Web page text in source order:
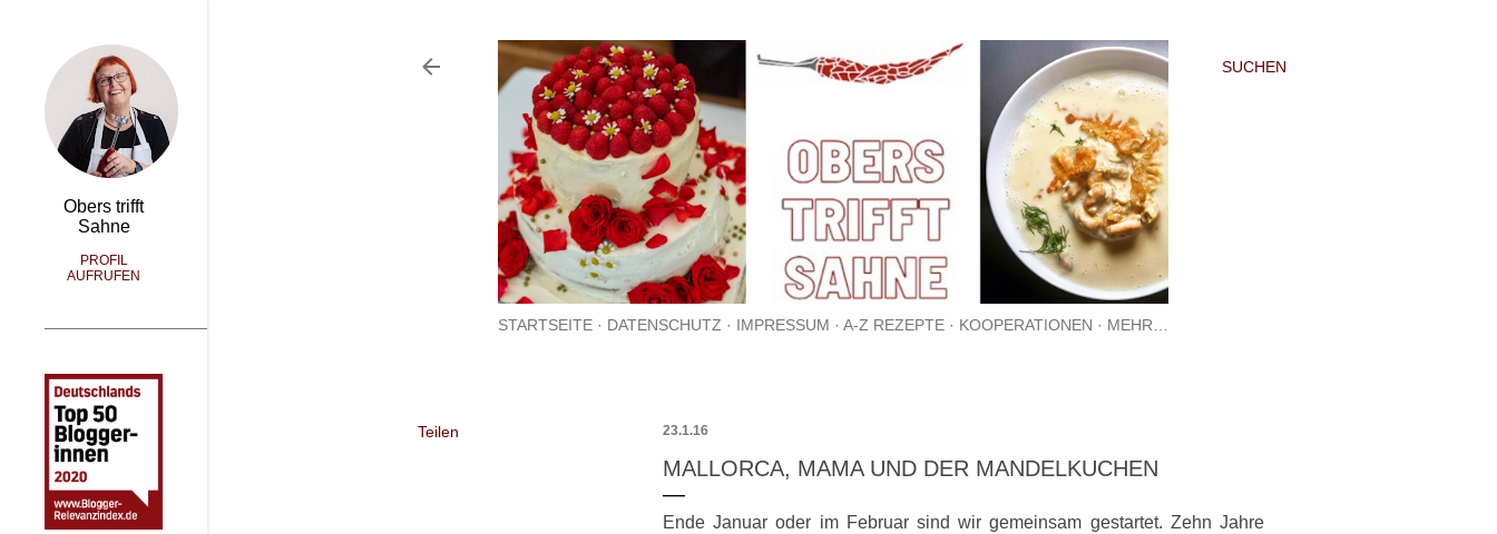
SUCHEN
STARTSEITE DATENSCHUTZ IMPRESSUM A-Z REZEPTE KOOPERATIONEN MEHR…
Teilen 23.1.16
MALLORCA, MAMA UND DER MANDELKUCHEN
Ende Januar oder im Februar sind wir gemeinsam gestartet. Zehn Jahre
Obers trifft
Sahne
PROFIL
AUFRUFEN